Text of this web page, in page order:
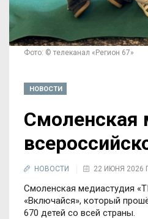
Фото: © телеканал «Регион 67»
НОВОСТИ
Смоленская
НОВОСТИ 22 ИЮНЯ 2026
Смоленская медиастудия
«Включайся», который
670 детей со всей страны.